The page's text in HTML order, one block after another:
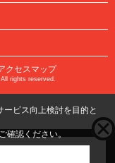
クセスマップ
rights reserved.
件
ビス向上検討を目的と
確認ください。